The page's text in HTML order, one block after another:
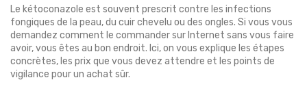
Le kétoconazole est souvent prescrit contre les infections
fongiques de la peau, du cuir chevelu ou des ongles. Si vous vous
demandez comment le commander sur Internet sans vous faire
avoir, vous êtes au bon endroit. Ici, on vous explique les étapes
concrètes, les prix que vous devez attendre et les points de
vigilance pour un achat sûr.